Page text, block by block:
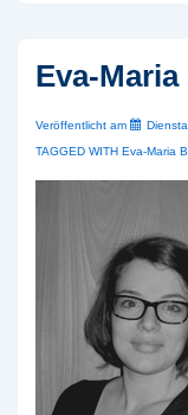
Eva-
Veröffentlicht am
TAGGED WITH Eva-Maria